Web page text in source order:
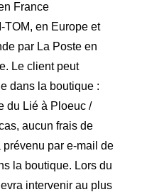
France
TOM, en Europe et
par La Poste en
Le client peut
dans la boutique :
du Lié à Ploeuc /
aucun frais de
prévenu par e-mail de
la boutique. Lors du
intervenir au plus